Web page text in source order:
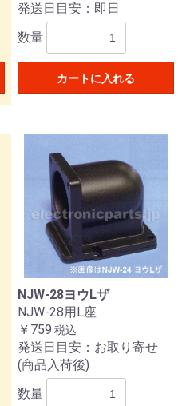
発送日目安：即日
数量
カートに入れる
NJW-28ヨウLザ
NJW-28用L座
￥759 税込
発送日目安：お取り寄せ
(商品入荷後)
数量